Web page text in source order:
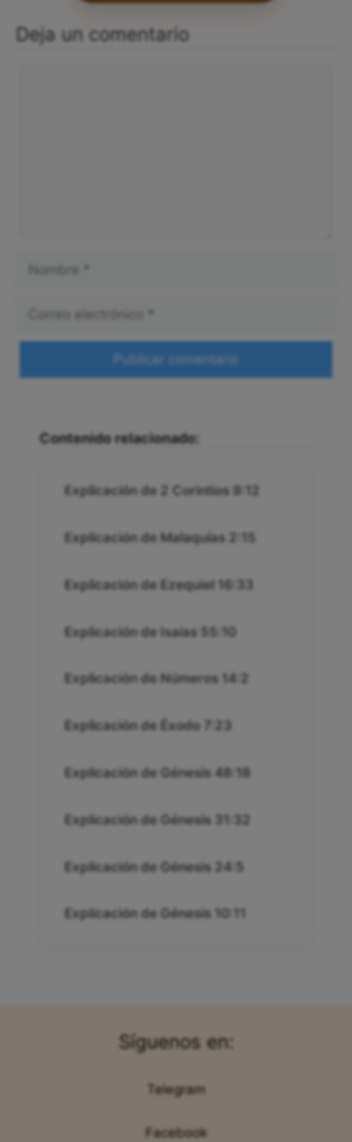
Deja un comentario
Contenido relacionado:
Explicación de 2 Corintios 9:12
Explicación de Malaquías 2:15
Explicación de Ezequiel 16:33
Explicación de Isaías 55:10
Explicación de Números 14:2
Explicación de Éxodo 7:23
Explicación de Génesis 48:18
Explicación de Génesis 31:32
Explicación de Génesis 24:5
Explicación de Génesis 10:11
Síguenos en:
Telegram
Facebook